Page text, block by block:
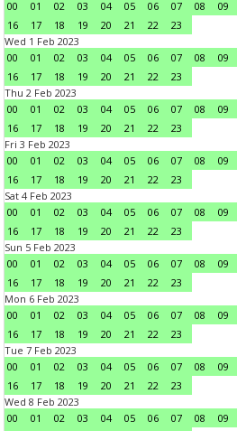
00
01 02 03 04 05 06 07 08 09
16
17 18 19 20 21 22
23
Wed 1 Feb 2023
00
01 02 03 04 05 06 07 08 09
16
17 18 19 20 21 22
23
Thu 2 Feb 2023
00
01 02 03 04 05 06 07 08 09
16
17 18 19 20 21 22
23
Fri 3 Feb 2023
00
01 02 03 04 05 06 07 08 09
16
17 18 19 20 21 22
23
Sat 4 Feb 2023
00
01 02 03 04 05 06 07 08 09
16
17 18 19 20 21 22
23
Sun 5 Feb 2023
00
01 02 03 04 05 06 07 08 09
16
17 18 19 20 21 22
23
Mon 6 Feb 2023
00
01 02 03 04 05 06 07 08 09
16
17 18 19 20 21 22
23
Tue 7 Feb 2023
00
01 02 03 04 05 06 07 08 09
16
17 18 19 20 21 22
23
Wed 8 Feb 2023
00
01 02 03 04 05 06 07 08 09